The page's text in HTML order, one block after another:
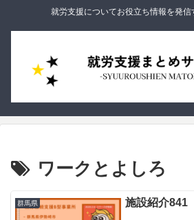
就労支援についてお役立ち情報を発信
ワークとよしろ
群馬県 施設紹介841